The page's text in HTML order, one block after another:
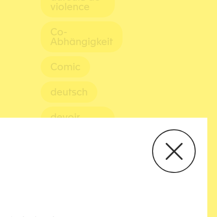
violence
Co-
Abhängigkeit
Comic
deutsch
devoir